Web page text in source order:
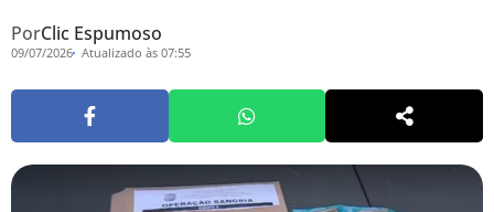
PorClic Espumoso
09/07/2026 Atualizado às 07:55